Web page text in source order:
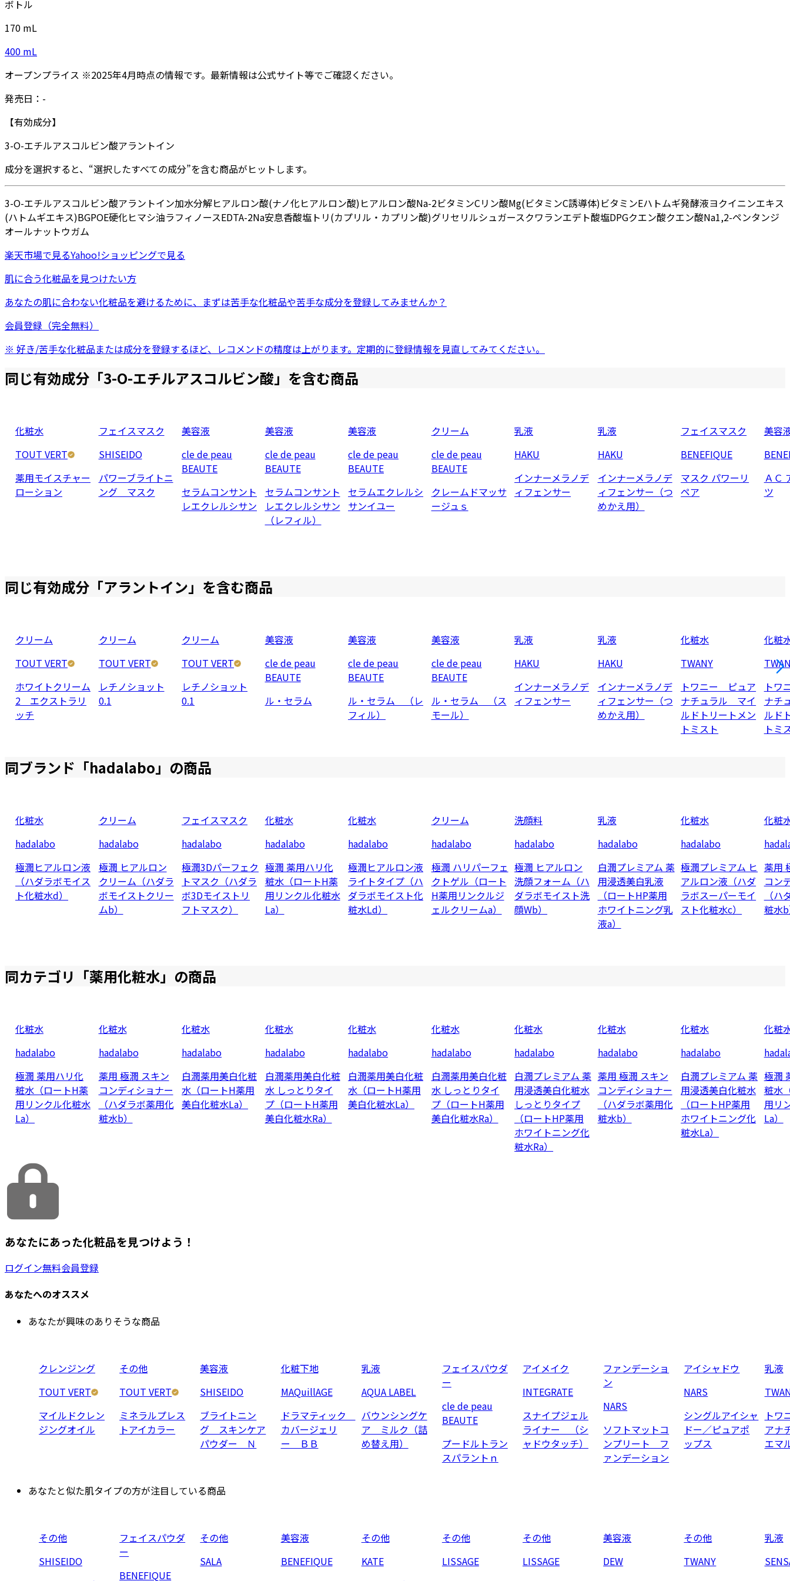
ボトル
170 mL
400 mL
オープンプライス ※2025年4月時点の情報です。最新情報は公式サイト等でご確認ください。
発売日： -
【有効成分】
3-O-エチルアスコルビン酸アラントイン
成分を選択すると、“選択したすべての成分”を含む商品がヒットします。
3-O-エチルアスコルビン酸アラントイン加水分解ヒアルロン酸(ナノ化ヒアルロン酸)ヒアルロン酸Na-2ビタミンCリン酸Mg(ビタミンC誘導体)ビタミンEハトムギ発酵液ヨクイニンエキス
(ハトムギエキス)BGPOE硬化ヒマシ油ラフィノースEDTA-2Na安息香酸塩 トリ(カプリル・カプリン酸)グリセリルシュガースクワランエデト酸塩DPGクエン酸クエン酸Na1,2-ペンタンジ
オールナットウガム
楽天市場で見るYahoo!ショッピングで見る
肌に合う化粧品を見つけたい方
あなたの肌に合わない化粧品を避けるために、まずは苦手な化粧品や苦手な成分を登録してみませんか？
会員登録（完全無料）
※ 好き/苦手な化粧品または成分を登録するほど、レコメンドの精度は上がります。定期的に登録情報を見直してみてください。
同じ有効成分「3-O-エチルアスコルビン酸」を含む商品
化粧水
TOUT VERT
薬用モイスチャー
ローション
フェイスマスク
SHISEIDO
パワーブライトニ
ング マスク
美容液
cle de peau
BEAUTE
セラムコンサント
レエクレルシサン
美容液
cle de peau
BEAUTE
セラムコンサント
レエクレルシサン
（レフィル）
美容液
cle de peau
BEAUTE
セラムエクレルシ
サンイユー
クリーム
cle de peau
BEAUTE
クレームドマッサ
ージュｓ
乳液
HAKU
インナーメラノデ
ィフェンサー
乳液
HAKU
インナーメラノデ
ィフェンサー（つ
めかえ用）
フェイスマスク
BENEFIQUE
マスク パワーリ
ペア
美容
ＡＣ
ツ
同じ有効成分「アラントイン」を含む商品
クリーム
TOUT VERT
ホワイトクリーム
2 エクストラリ
ッチ
クリーム
TOUT VERT
レチノショット
0.1
クリーム
TOUT VERT
レチノショット
0.1
美容液
cle de peau
BEAUTE
ル・セラム
美容液
cle de peau
BEAUTE
ル・セラム （レ
フィル）
美容液
cle de peau
BEAUTE
ル・セラム （ス
モール）
乳液
HAKU
インナーメラノデ
ィフェンサー
乳液
HAKU
インナーメラノデ
ィフェンサー（つ
めかえ用）
化粧水
TWANY
トワニー ピュア
ナチュラル マイ
ルドトリートメン
トミスト
化粧
トワ
ナチ
ルド
トミ
同ブランド「hadalabo 」の商品
化粧水
hadalabo
極潤ヒアルロン液
（ハダラボモイス
ト化粧水d）
クリーム
hadalabo
極潤 ヒアルロン
クリーム（ハダラ
ボモイストクリー
ムb）
フェイスマスク
hadalabo
極潤3Dパーフェク
トマスク（ハダラ
ボ3Dモイストリ
フトマスク）
化粧水
hadalabo
極潤 薬用ハリ化
粧水（ロートH薬
用リンクル化粧水
La）
化粧水
hadalabo
極潤ヒアルロン液
ライトタイプ（ハ
ダラボモイスト化
粧水Ld）
クリーム
hadalabo
極潤 ハリパーフェ
クトゲル（ロート
H薬用リンクルジ
ェルクリームa）
洗顔料
hadalabo
極潤 ヒアルロン
洗顔フォーム（ハ
ダラボモイスト洗
顔Wb）
乳液
hadalabo
白潤プレミアム 薬
用浸透美白乳液
（ロートHP薬用
ホワイトニング乳
液a）
化粧水
hadalabo
極潤プレミアム ヒ
アルロン液（ハダ
ラボスーパーモイ
スト化粧水c）
化粧
薬用
コン
（
粧水
同カテゴリ「薬用化粧水」の商品
化粧水
hadalabo
極潤 薬用ハリ化
粧水（ロートH薬
用リンクル化粧水
La）
化粧水
hadalabo
薬用 極潤 スキン
コンディショナー
（ハダラボ薬用化
粧水b）
化粧水
hadalabo
白潤薬用美白化粧
水（ロートH薬用
美白化粧水La）
化粧水
hadalabo
白潤薬用美白化粧
水 しっとりタイ
プ（ロートH薬用
美白化粧水Ra）
化粧水
hadalabo
白潤薬用美白化粧
水（ロートH薬用
美白化粧水La）
化粧水
hadalabo
白潤薬用美白化粧
水 しっとりタイ
プ（ロートH薬用
美白化粧水Ra）
化粧水
hadalabo
白潤プレミアム 薬
用浸透美白化粧水
しっとりタイプ
（ロートHP薬用
ホワイトニング化
粧水Ra）
化粧水
hadalabo
薬用 極潤 スキン
コンディショナー
（ハダラボ薬用化
粧水b）
化粧水
hadalabo
白潤プレミアム 薬
用浸透美白化粧水
（ロートHP薬用
ホワイトニング化
粧水La）
化粧
極潤
粧水
用リ
La）
あなたにあった化粧品を見つけよう！
ログイン無料会員登録
あなたへのオススメ
あなたが興味のありそうな商品
クレンジング
TOUT VERT
マイルドクレン
ジングオイル
その他
TOUT VERT
ミネラルプレス
トアイカラー
美容液
SHISEIDO
ブライトニン
グ スキンケア
パウダー Ｎ
化粧下地
MAQuillAGE
ドラマティック
カバージェリ
ー ＢＢ
乳液
AQUA LABEL
バウンシングケ
ア ミルク（詰
め替え用）
フェイスパウダ
ー
cle de peau
BEAUTE
プードルトラン
スパラントｎ
アイメイク
INTEGRATE
スナイプジェル
ライナー （シ
ャドウタッチ）
ファンデーショ
ン
NARS
ソフトマットコ
ンプリート フ
ァンデーション
アイシャドウ
NARS
シングルアイシャ
ドー／ピュアポ
ップス
乳液
ト
アナ
エマ
あなたと似た肌タイプの方が注目している商品
その他
SHISEIDO
フェイスパウダ
ー
BENEFIQUE
その他
SALA
美容液
BENEFIQUE
その他
KATE
その他
LISSAGE
その他
LISSAGE
美容液
DEW
その他
TWANY
乳液